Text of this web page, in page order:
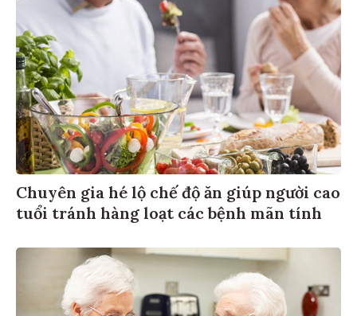
Chuyên gia hé lộ chế độ ăn giúp người cao
tuổi tránh hàng loạt các bệnh mãn tính